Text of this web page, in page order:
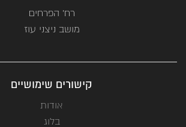
רח' הפרחים
מושב ניצני עוז
קישורים שימושיים
אודות
בלוג